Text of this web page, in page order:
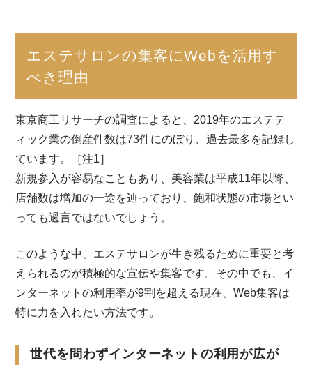
エステサロンの集客にWebを活用す
べき理由
東京商工リサーチの調査によると、2019年のエステテ
ィック業の倒産件数は73件にのぼり、過去最多を記録し
ています。［注1］
新規参入が容易なこともあり、美容業は平成11年以降、
店舗数は増加の一途を辿っており、飽和状態の市場とい
っても過言ではないでしょう。
このような中、エステサロンが生き残るために重要と考
えられるのが積極的な宣伝や集客です。その中でも、イ
ンターネットの利用率が9割を超える現在、Web集客は
特に力を入れたい方法です。
世代を問わずインターネットの利用が広が